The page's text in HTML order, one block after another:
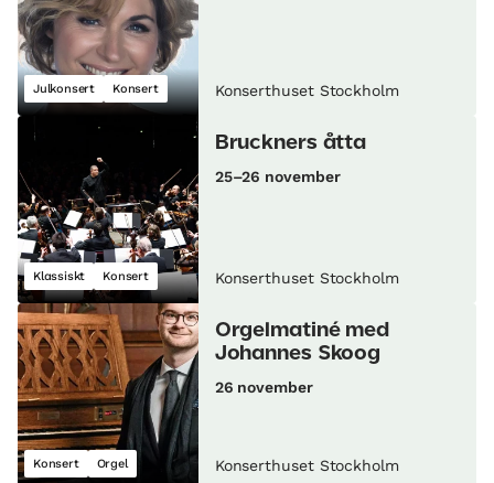
Julkonsert Konsert Konserthuset Stockholm
Klassiskt Konsert
Bruckners åtta
25–26 november
Konserthuset Stockholm
Konsert Orgel
Orgelmatiné med
Johannes Skoog
26 november
Konserthuset Stockholm